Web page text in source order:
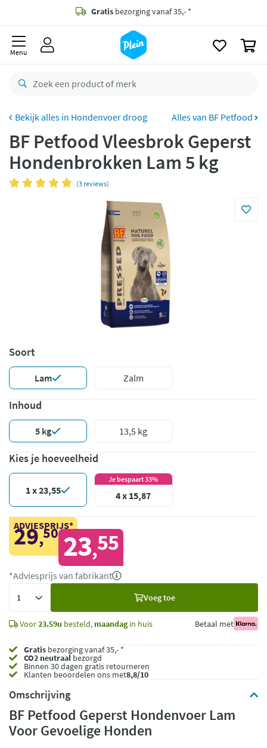
Gratis bezorging vanaf 35,- *
besteld,maandag
retourneren
CO2 neutraal bezorgd
Betaal met Klarna
Menu
Hondenvoer droog Alles van BF Petfood
BF Petfood Vleesbrok Geperst
Hondenbrokken Lam 5 kg
(3 reviews)
Soort
Lam Zalm
Inhoud
5 kg 13,5 kg
Kies je hoeveelheid
1 x 23,55
Je bespaart 33%
4 x 15,87
ADVIESPRIJS*
29,50 23,55
*Adviesprijs van fabrikant
Voeg toe
Voor23.59u besteld, maandagin huis Betaal met
Gratis bezorging vanaf 35,- *
CO2 neutraalbezorgd
Binnen 30 dagen gratis retourneren
Klanten beoordelen ons met8,8/10
Omschrijving
BF Petfood Geperst Hondenvoer Lam
Voor Gevoelige Honden